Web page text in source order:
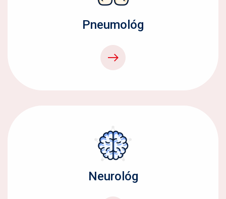
Pneumológ
Neurológ